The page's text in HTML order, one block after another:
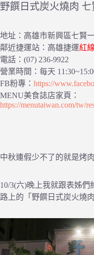
野饌日式炭火燒肉 七
地址：高雄市新興區七賢
鄰近捷運站：高雄捷運紅
電話：(07) 236-9922
營業時間：每天
FB粉專： https://
MENU美食誌店家頁：
https://menutaiwan.com/tw/
中秋連假少不了的就是烤
10/3(六)晚上我就跟表姊
路上的「野饌日式炭火燒